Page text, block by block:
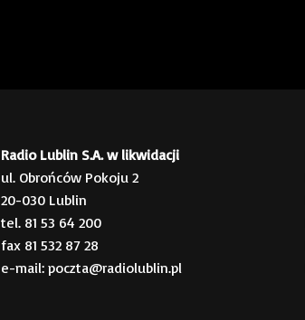
Radio Lublin S.A. w likwidacji
ul. Obrońców Pokoju 2
20-030 Lublin
tel. 81 53 64 200
fax 81 532 87 28
e-mail: poczta@radiolublin.pl